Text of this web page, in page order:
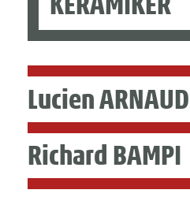
Lucien ARNAUD
Richard BAMPI